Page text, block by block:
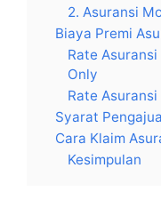
2. Asuransi
Biaya Premi
Rate
Only
Rate
Syarat
Cara Klaim
Kesimpulan